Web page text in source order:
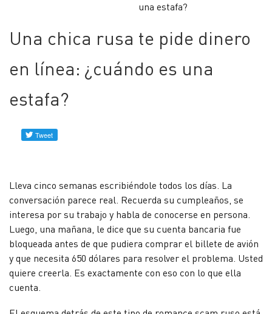
Forum
Perfiles
verificados
Contacto
una estafa?
Una chica rusa te pide dinero
en línea: ¿cuándo es una
estafa?
Lleva cinco semanas escribiéndole todos los días. La
conversación parece real. Recuerda su cumpleaños, se
interesa por su trabajo y habla de conocerse en persona.
Luego, una mañana, le dice que su cuenta bancaria fue
bloqueada antes de que pudiera comprar el billete de avión
y que necesita 650 dólares para resolver el problema. Usted
quiere creerla. Es exactamente con eso con lo que ella
cuenta.